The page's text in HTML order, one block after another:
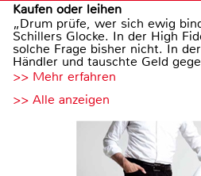
Kaufen oder leihen
„Drum prüfe, wer sich ewig
Schillers Glocke. In der High
solche Frage bisher nicht. In
Händler und tauschte Geld
>> Mehr erfahren
>> Alle anzeigen